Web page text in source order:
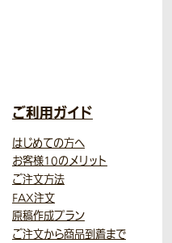
ご利用ガイド
はじめての方へ
お客様10のメリット
ご注文方法
FAX注文
原稿作成プラン
ご注文から商品到着まで